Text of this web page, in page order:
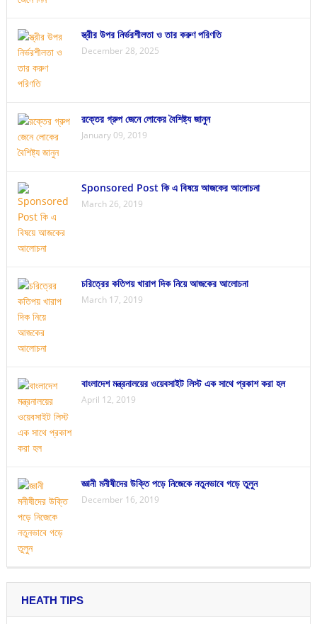
স্ত্রীর উপর নির্ভরশীলতা ও তার করুণ পরিণতি
December 28, 2025
রক্তের গ্রুপ জেনে লোকের বৈশিষ্ট্য জানুন
January 09, 2019
Sponsored Post কি এ বিষয়ে আজকের আলোচনা
March 26, 2019
চরিত্রের কতিপয় খারাপ দিক নিয়ে আজকের আলোচনা
March 17, 2019
বাংলাদেশ মন্ত্রনালয়ের ওয়েবসাইট লিস্ট এক সাথে প্রকাশ করা হল
April 12, 2019
জ্ঞানী মনীষীদের উক্তি পড়ে নিজেকে নতুনভাবে গড়ে তুলুন
December 16, 2019
HEATH TIPS